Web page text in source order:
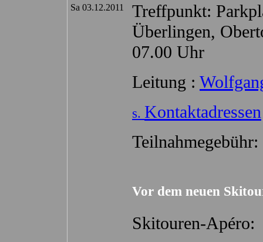
Sa 03.12.2011
Treffpunkt:
Überlingen,
07.00 Uhr
Leitung :
s. Kontaktadressen
Vor dem neuen
Skitouren-Apéro: